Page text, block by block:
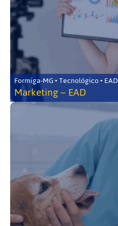
Formiga-MG • Tecnológico • EAD
Marketing – EAD